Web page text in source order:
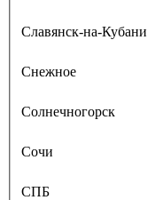
Славянск-на-Кубани
Снежное
Солнечногорск
Сочи
СПБ